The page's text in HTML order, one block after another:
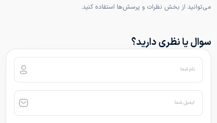
می‌توانید از بخش نظرات و پرسش‌ها استفاده کنید.
سوال یا نظری دارید؟
نام شما
ایمیل شما